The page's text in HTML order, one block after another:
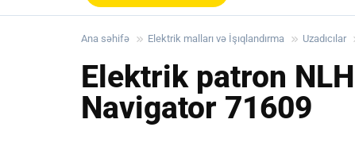
Ana səhifə Elektrik malları və İşıqlandırma Uzadıcılar
Elektrik patron
Navigator 71609